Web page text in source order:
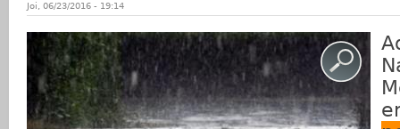
Joi, 06/23/2016 - 19:14